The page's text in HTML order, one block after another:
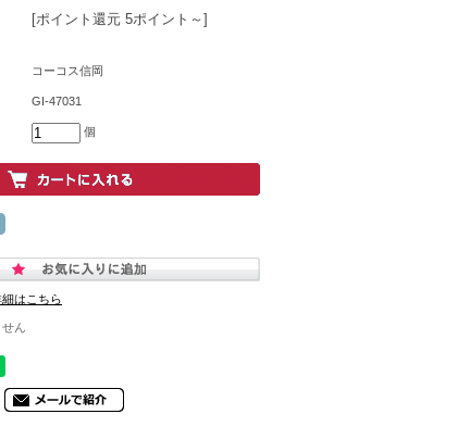
[ポイント還元 5ポイント～]
コーコス信岡
GI-47031
個
はこちら
ん